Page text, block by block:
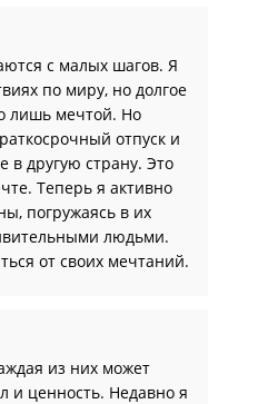
с малых шагов. Я
по миру, но долгое
лишь мечтой. Но
отпуск и
в другую страну. Это
Теперь я активно
погружаясь в их
людьми.
от своих мечтаний.
из них может
и ценность. Недавно я